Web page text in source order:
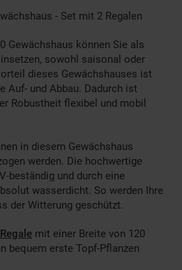
- Set mit 2 Regalen
Gewächshaus können Sie als
sowohl saisonal oder
dieses Gewächshauses ist
Auf- und Abbau. Dadurch ist
Robustheit flexibel und mobil
in diesem Gewächshaus
werden. Die hochwertige
beständig und durch eine
wasserdicht. So werden Ihre
der Witterung geschützt.
mit einer Breite von 120
bequem erste Topf-Pflanzen